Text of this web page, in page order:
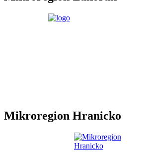
Mikroregion Hranicko